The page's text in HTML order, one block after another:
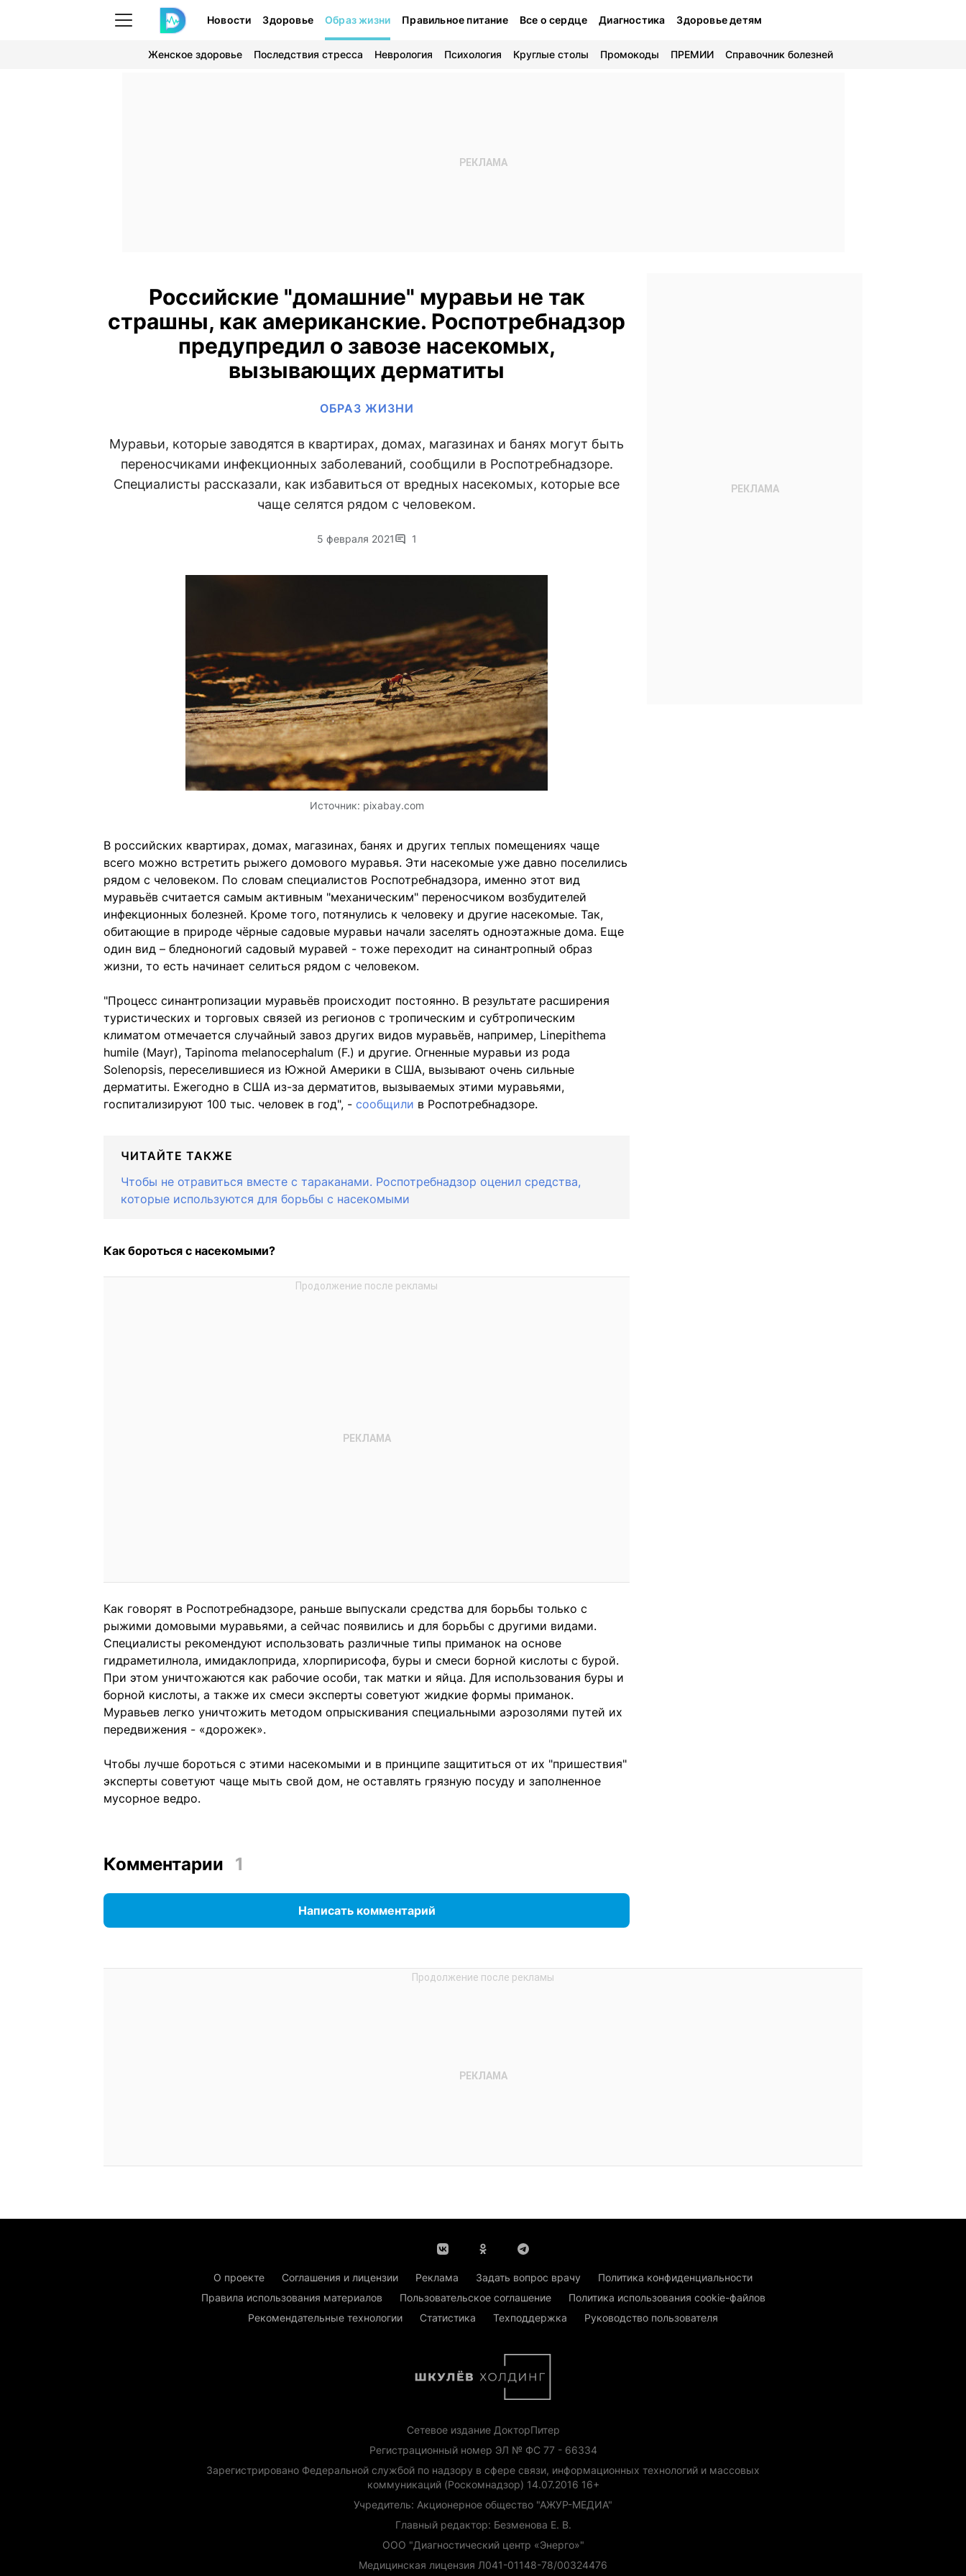
Новости Здоровье Образ жизни Правильное питание Все о сердце Диагностика Здоровье детям
Женское здоровье Последствия стресса Неврология Психология Круглые столы Промокоды ПРЕМИИ Справочник болезней
Российские "домашние" муравьи не так
страшны, как американские. Роспотребнадзор
предупредил о завозе насекомых,
вызывающих дерматиты
ОБРАЗ ЖИЗНИ
Муравьи, которые заводятся в квартирах, домах, магазинах и банях могут быть
переносчиками инфекционных заболеваний, сообщили в Роспотребнадзоре.
Специалисты рассказали, как избавиться от вредных насекомых, которые все
чаще селятся рядом с человеком.
5 февраля 2021 1
Источник: pixabay.com
В российских квартирах, домах, магазинах, банях и других теплых помещениях чаще
всего можно встретить рыжего домового муравья. Эти насекомые уже давно поселились
рядом с человеком. По словам специалистов Роспотребнадзора, именно этот вид
муравьёв считается самым активным "механическим" переносчиком возбудителей
инфекционных болезней. Кроме того, потянулись к человеку и другие насекомые. Так,
обитающие в природе чёрные садовые муравьи начали заселять одноэтажные дома. Еще
один вид – бледноногий садовый муравей - тоже переходит на синантропный образ
жизни, то есть начинает селиться рядом с человеком.
"Процесс синантропизации муравьёв происходит постоянно. В результате расширения
туристических и торговых связей из регионов с тропическим и субтропическим
климатом отмечается случайный завоз других видов муравьёв, например, Linepithema
humile (Mayr), Tapinoma melanocephalum (F.) и другие. Огненные муравьи из рода
Solenopsis, переселившиеся из Южной Америки в США, вызывают очень сильные
дерматиты. Ежегодно в США из-за дерматитов, вызываемых этими муравьями,
госпитализируют 100 тыс. человек в год", - сообщили в Роспотребнадзоре.
ЧИТАЙТЕ ТАКЖЕ
Чтобы не отравиться вместе с тараканами. Роспотребнадзор оценил средства,
которые используются для борьбы с насекомыми
Как бороться с насекомыми?
Как говорят в Роспотребнадзоре, раньше выпускали средства для борьбы только с
рыжими домовыми муравьями, а сейчас появились и для борьбы с другими видами.
Специалисты рекомендуют использовать различные типы приманок на основе
гидраметилнола, имидаклоприда, хлорпирисофа, буры и смеси борной кислоты с бурой.
При этом уничтожаются как рабочие особи, так матки и яйца. Для использования буры и
борной кислоты, а также их смеси эксперты советуют жидкие формы приманок.
Муравьев легко уничтожить методом опрыскивания специальными аэрозолями путей их
передвижения - «дорожек».
Чтобы лучше бороться с этими насекомыми и в принципе защититься от их "пришествия"
эксперты советуют чаще мыть свой дом, не оставлять грязную посуду и заполненное
мусорное ведро.
Комментарии 1
Написать комментарий
О проекте Соглашения и лицензии Реклама Задать вопрос врачу
Политика конфиденциальности
Правила использования материалов
Пользовательское соглашение
Политика использования cookie-файлов
Рекомендательные технологии
Статистика Техподдержка Руководство пользователя
Сетевое издание ДокторПитер
Регистрационный номер ЭЛ № ФС 77 - 66334
Зарегистрировано Федеральной службой по надзору в сфере связи, информационных технологий и массовых
коммуникаций (Роскомнадзор) 14.07.2016 16+
Учредитель: Акционерное общество "АЖУР-МЕДИА"
Главный редактор: Безменова Е. В.
ООО "Диагностический центр «Энерго»"
Медицинская лицензия Л041-01148-78/00324476